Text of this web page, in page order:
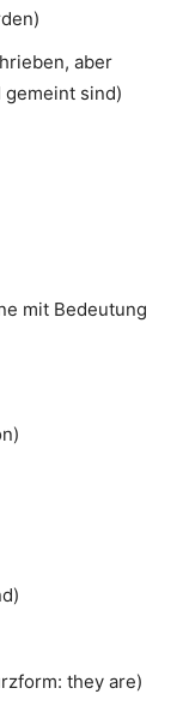
aber
sind)
mit Bedeutung
they are)